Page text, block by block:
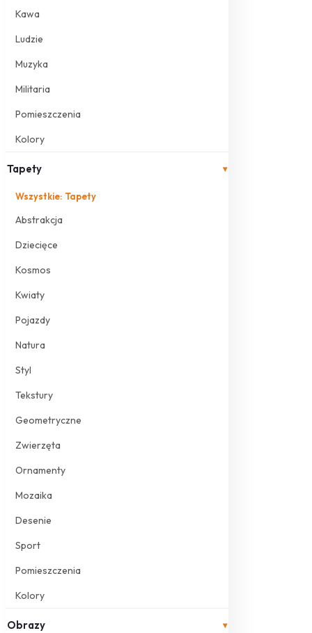
Kawa
Ludzie
Muzyka
Militaria
Pomieszczenia
Kolory
Tapety ▾
Wszystkie: Tapety
Abstrakcja
Dziecięce
Kosmos
Kwiaty
Pojazdy
Natura
Styl
Tekstury
Geometryczne
Zwierzęta
Ornamenty
Mozaika
Desenie
Sport
Pomieszczenia
Kolory
Obrazy ▾